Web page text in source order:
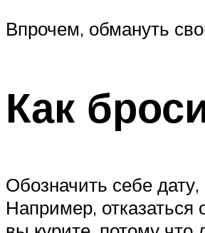
Впрочем, обмануть
Как
Обозначить себе
Например,